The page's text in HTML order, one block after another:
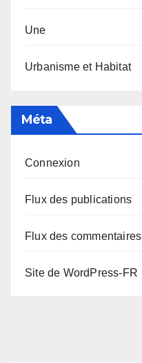
Une
Urbanisme et Habitat
Méta
Connexion
Flux des publications
Flux des commentaires
Site de WordPress-FR